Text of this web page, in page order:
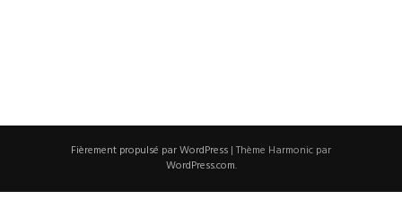
Fièrement propulsé par WordPress | Thème Harmonic par
WordPress.com.